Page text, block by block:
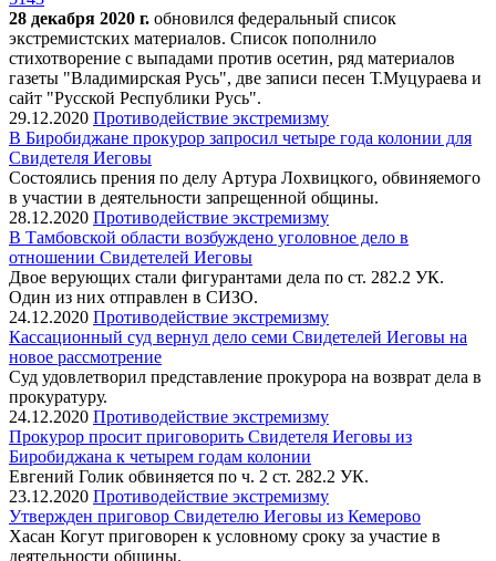
28 декабря 2020 г. обновился федеральный список
экстремистских материалов. Список пополнило
стихотворение с выпадами против осетин, ряд материалов
газеты "Владимирская Русь", две записи песен Т.Муцураева и
сайт "Русской Республики Русь".
29.12.2020 Противодействие экстремизму
В Биробиджане прокурор запросил четыре года колонии для
Свидетеля Иеговы
Состоялись прения по делу Артура Лохвицкого, обвиняемого
в участии в деятельности запрещенной общины.
28.12.2020 Противодействие экстремизму
В Тамбовской области возбуждено уголовное дело в
отношении Свидетелей Иеговы
Двое верующих стали фигурантами дела по ст. 282.2 УК.
Один из них отправлен в СИЗО.
24.12.2020 Противодействие экстремизму
Кассационный суд вернул дело семи Свидетелей Иеговы на
новое рассмотрение
Суд удовлетворил представление прокурора на возврат дела в
прокуратуру.
24.12.2020 Противодействие экстремизму
Прокурор просит приговорить Свидетеля Иеговы из
Биробиджана к четырем годам колонии
Евгений Голик обвиняется по ч. 2 ст. 282.2 УК.
23.12.2020 Противодействие экстремизму
Утвержден приговор Свидетелю Иеговы из Кемерово
Хасан Когут приговорен к условному сроку за участие в
деятельности общины.